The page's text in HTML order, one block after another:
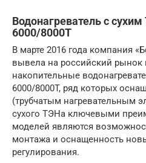
Водонагреватель с
6000/8000Т
В марте 2016 года компания
вывела на российский рынок
накопительные
6000/8000T, ряд которых
(трубчатым нагревательным
сухого ТЭНа ключевыми
моделей являются
монтажа и оснащенность
регулирования.